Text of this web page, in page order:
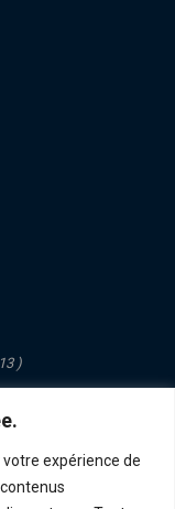
expérience de
)